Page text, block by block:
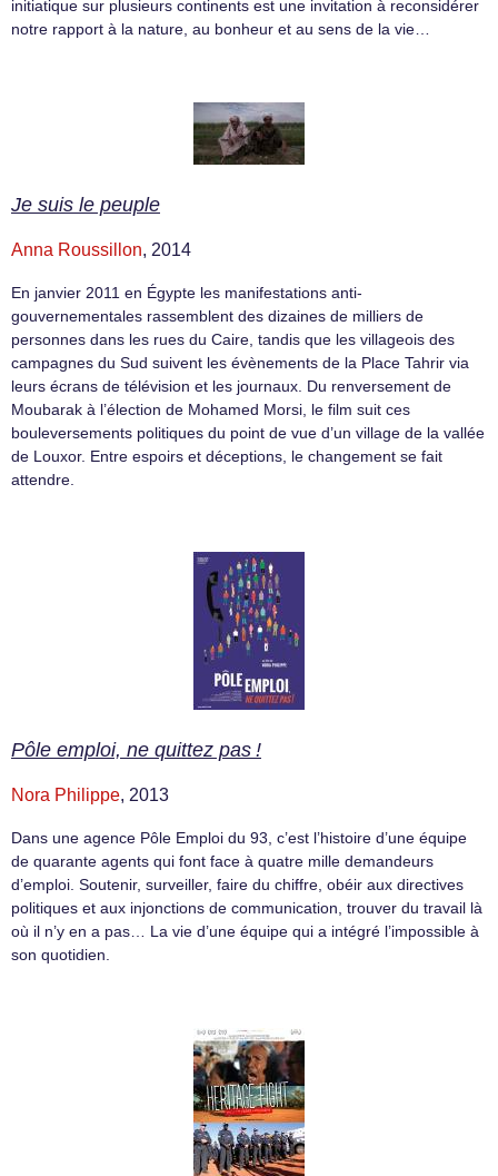
initiatique sur plusieurs continents est une invitation à reconsidérer
notre rapport à la nature, au bonheur et au sens de la vie…
Je suis le peuple
Anna Roussillon, 2014
En janvier 2011 en Égypte les manifestations anti-
gouvernementales rassemblent des dizaines de milliers de
personnes dans les rues du Caire, tandis que les villageois des
campagnes du Sud suivent les évènements de la Place Tahrir via
leurs écrans de télévision et les journaux. Du renversement de
Moubarak à l’élection de Mohamed Morsi, le film suit ces
bouleversements politiques du point de vue d’un village de la vallée
de Louxor. Entre espoirs et déceptions, le changement se fait
attendre.
Pôle emploi, ne quittez pas !
Nora Philippe, 2013
Dans une agence Pôle Emploi du 93, c’est l’histoire d’une équipe
de quarante agents qui font face à quatre mille demandeurs
d’emploi. Soutenir, surveiller, faire du chiffre, obéir aux directives
politiques et aux injonctions de communication, trouver du travail là
où il n’y en a pas… La vie d’une équipe qui a intégré l’impossible à
son quotidien.